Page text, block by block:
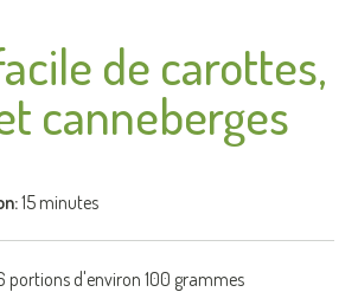
de carottes,
canneberges
15 minutes
portions d'environ 100 grammes